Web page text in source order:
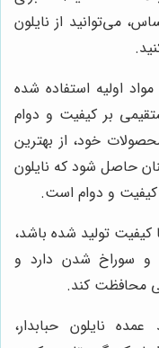
می‌توانید از نایلون
اولیه استفاده شده
بر کیفیت و دوام
خود، از بهترین
حاصل شود که نایلون
کیفیت و دوام است.
کیفیت تولید شده باشد،
و سوراخ شدن دارد و
محافظت کند.
نایلون حبابدار،